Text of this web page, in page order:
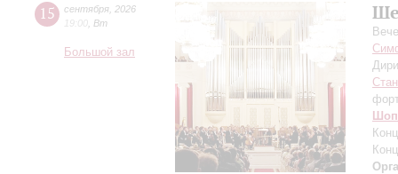
15 сентября 2026
19:00 Вт
Большой зал